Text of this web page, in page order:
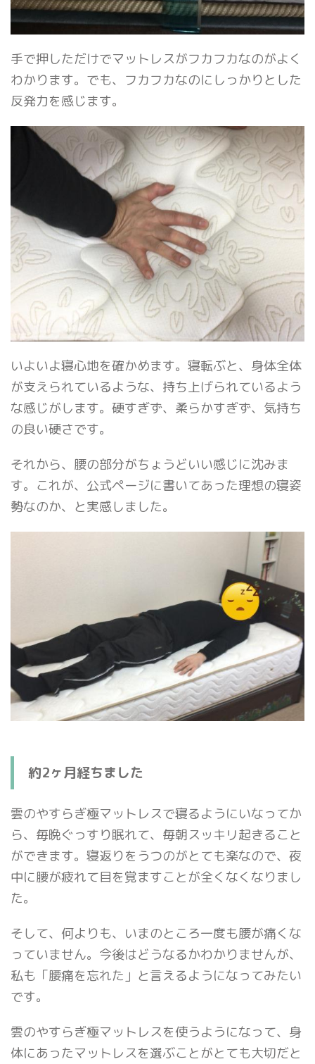
手で押しただけでマットレスがフカフカなのがよく
わかります。でも、フカフカなのにしっかりとした
反発力を感じます。
いよいよ寝心地を確かめます。寝転ぶと、身体全体
が支えられているような、持ち上げられているよう
な感じがします。硬すぎず、柔らかすぎず、気持ち
の良い硬さです。
それから、腰の部分がちょうどいい感じに沈みま
す。これが、公式ページに書いてあった理想の寝姿
勢なのか、と実感しました。
約2ヶ月経ちました
雲のやすらぎ極マットレスで寝るようにいなってか
ら、毎晩ぐっすり眠れて、毎朝スッキリ起きること
ができます。寝返りをうつのがとても楽なので、夜
中に腰が疲れて目を覚ますことが全くなくなりまし
た。
そして、何よりも、いまのところ一度も腰が痛くな
っていません。今後はどうなるかわかりませんが、
私も「腰痛を忘れた」と言えるようになってみたい
です。
雲のやすらぎ極マットレスを使うようになって、身
体にあったマットレスを選ぶことがとても大切だと